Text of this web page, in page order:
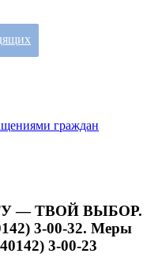
граждан
— ТВОЙ ВЫБОР.
3-00-32. Меры
3-00-23